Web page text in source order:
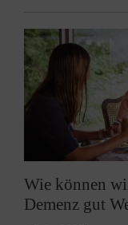
Wie können
Demenz gut